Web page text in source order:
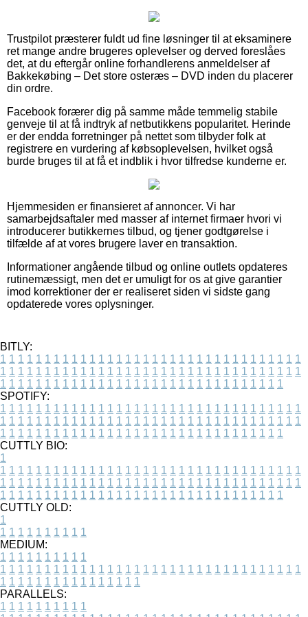
Trustpilot præsterer fuldt ud fine løsninger til at eksaminere
ret mange andre brugeres oplevelser og derved foreslåes
det, at du eftergår online forhandlerens anmeldelser af
Bakkekøbing – Det store osteræs – DVD inden du placerer
din ordre.
Facebook forærer dig på samme måde temmelig stabile
genveje til at få indtryk af netbutikkens popularitet. Herinde
er der endda forretninger på nettet som tilbyder folk at
registrere en vurdering af købsoplevelsen, hvilket også
burde bruges til at få et indblik i hvor tilfredse kunderne er.
Hjemmesiden er finansieret af annoncer. Vi har
samarbejdsaftaler med masser af internet firmaer hvori vi
introducerer butikkernes tilbud, og tjener godtgørelse i
tilfælde af at vores brugere laver en transaktion.
Informationer angående tilbud og online outlets opdateres
rutinemæssigt, men det er umuligt for os at give garantier
imod korrektioner der er realiseret siden vi sidste gang
opdaterede vores oplysninger.
BITLY:
1 1 1 1 1 1 1 1 1 1 1 1 1 1 1 1 1 1 1 1 1 1 1 1 1 1 1 1 1 1 1 1 1 1
1 1 1 1 1 1 1 1 1 1 1 1 1 1 1 1 1 1 1 1 1 1 1 1 1 1 1 1 1 1 1 1 1 1
1 1 1 1 1 1 1 1 1 1 1 1 1 1 1 1 1 1 1 1 1 1 1 1 1 1 1 1 1 1 1 1
SPOTIFY:
1 1 1 1 1 1 1 1 1 1 1 1 1 1 1 1 1 1 1 1 1 1 1 1 1 1 1 1 1 1 1 1 1 1
1 1 1 1 1 1 1 1 1 1 1 1 1 1 1 1 1 1 1 1 1 1 1 1 1 1 1 1 1 1 1 1 1 1
1 1 1 1 1 1 1 1 1 1 1 1 1 1 1 1 1 1 1 1 1 1 1 1 1 1 1 1 1 1 1 1
CUTTLY BIO:
1
1 1 1 1 1 1 1 1 1 1 1 1 1 1 1 1 1 1 1 1 1 1 1 1 1 1 1 1 1 1 1 1 1 1
1 1 1 1 1 1 1 1 1 1 1 1 1 1 1 1 1 1 1 1 1 1 1 1 1 1 1 1 1 1 1 1 1 1
1 1 1 1 1 1 1 1 1 1 1 1 1 1 1 1 1 1 1 1 1 1 1 1 1 1 1 1 1 1 1 1
CUTTLY OLD:
1
1 1 1 1 1 1 1 1 1 1
MEDIUM:
1 1 1 1 1 1 1 1 1 1
1 1 1 1 1 1 1 1 1 1 1 1 1 1 1 1 1 1 1 1 1 1 1 1 1 1 1 1 1 1 1 1 1 1
1 1 1 1 1 1 1 1 1 1 1 1 1 1 1 1
PARALLELS:
1 1 1 1 1 1 1 1 1 1